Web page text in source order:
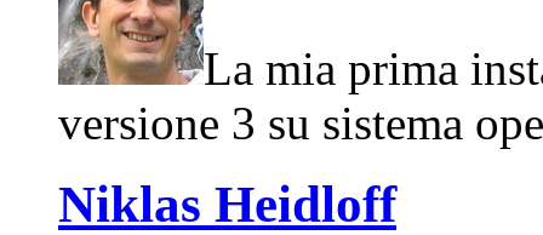
La mia prima
versione 3 su sistema
Niklas Heidloff